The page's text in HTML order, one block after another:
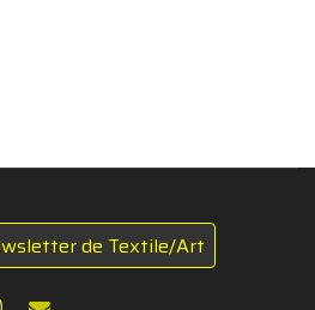
de Textile/Art